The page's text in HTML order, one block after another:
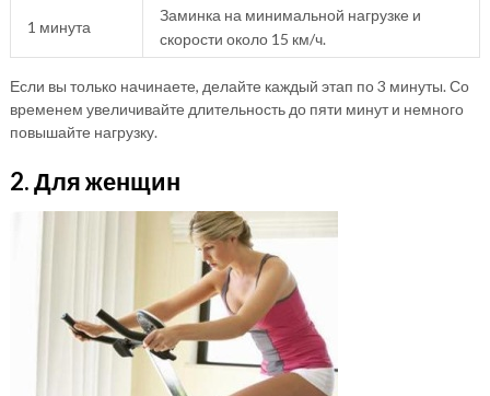
1 минута
Заминка на минимальной нагрузке и
скорости около 15 км/ч.
Если вы только начинаете, делайте каждый этап по 3 минуты. Со
временем увеличивайте длительность до пяти минут и немного
повышайте нагрузку.
2. Для женщин